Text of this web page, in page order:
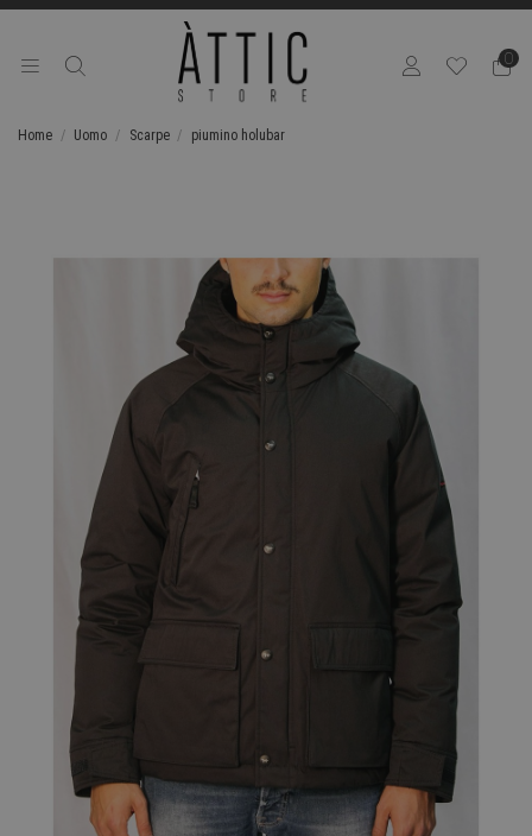
0
Home Uomo Scarpe piumino holubar